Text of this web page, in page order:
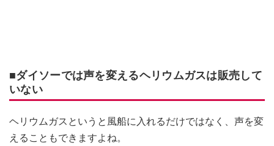
■ダイソーでは声を変えるヘリウムガスは販売して
いない
ヘリウムガスというと風船に入れるだけではなく、声を変
えることもできますよね。